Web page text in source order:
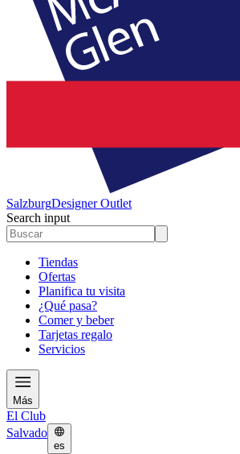
SalzburgDesigner Outlet
Search input
Tiendas
Ofertas
Planifica tu visita
¿Qué pasa?
Comer y beber
Tarjetas regalo
Servicios
Más
El Club
Salvado
es